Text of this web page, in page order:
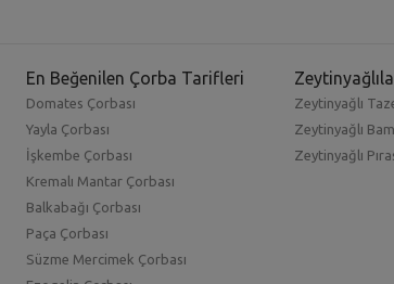
En Beğenilen Çorba Tarifleri
Domates Çorbası
Yayla Çorbası
İşkembe Çorbası
Kremalı Mantar Çorbası
Balkabağı Çorbası
Paça Çorbası
Süzme Mercimek Çorbası
Zeytinyağlı
Zeytinyağlı
Zeytinyağlı